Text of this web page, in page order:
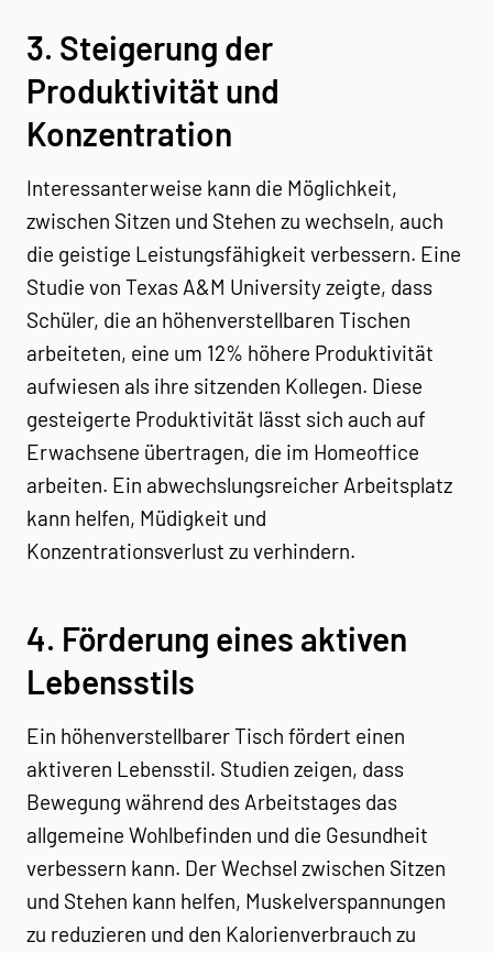
3. Steigerung der
Produktivität und
Konzentration
Interessanterweise kann die Möglichkeit,
zwischen Sitzen und Stehen zu wechseln, auch
die geistige Leistungsfähigkeit verbessern. Eine
Studie von Texas A&M University zeigte, dass
Schüler, die an höhenverstellbaren Tischen
arbeiteten, eine um 12% höhere Produktivität
aufwiesen als ihre sitzenden Kollegen. Diese
gesteigerte Produktivität lässt sich auch auf
Erwachsene übertragen, die im Homeoffice
arbeiten. Ein abwechslungsreicher Arbeitsplatz
kann helfen, Müdigkeit und
Konzentrationsverlust zu verhindern.
4. Förderung eines aktiven
Lebensstils
Ein höhenverstellbarer Tisch fördert einen
aktiveren Lebensstil. Studien zeigen, dass
Bewegung während des Arbeitstages das
allgemeine Wohlbefinden und die Gesundheit
verbessern kann. Der Wechsel zwischen Sitzen
und Stehen kann helfen, Muskelverspannungen
zu reduzieren und den Kalorienverbrauch zu